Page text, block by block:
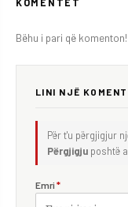
KOMENTET
Bëhu i pari që komenton!
LINI NJË
Për t'u përgjigjur
Përgjigju poshtë
Emri *